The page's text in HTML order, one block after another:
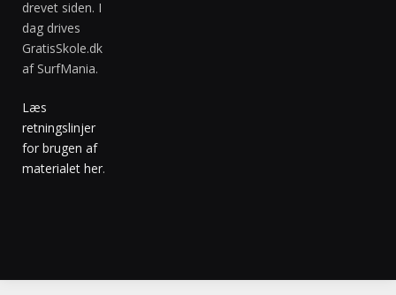
drevet siden. I
dag drives
GratisSkole.dk
af SurfMania.
Læs
retningslinjer
for brugen af
materialet her.